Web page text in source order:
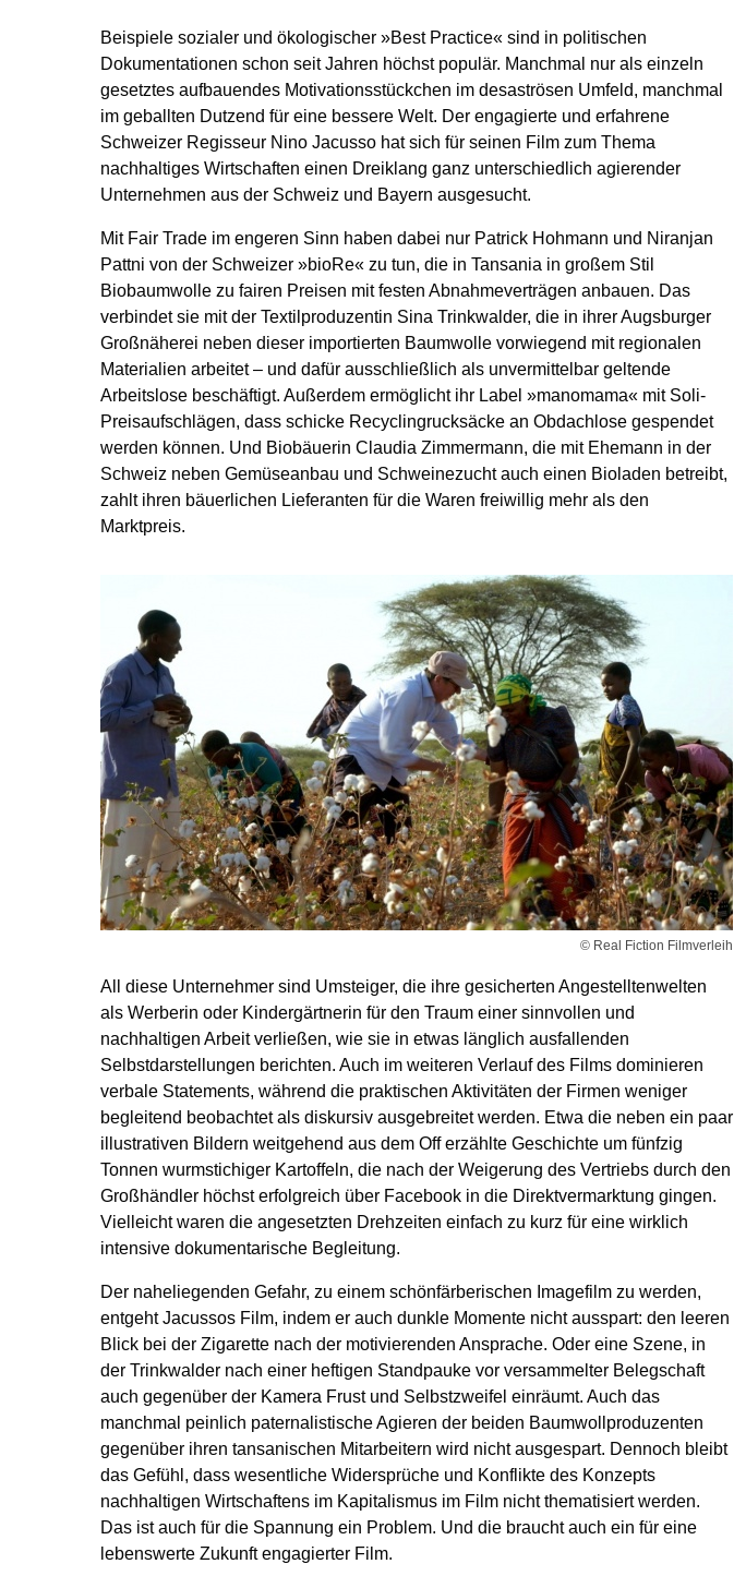
Beispiele sozialer und ökologischer »Best Practice« sind in politischen
Dokumentationen schon seit Jahren höchst populär. Manchmal nur als einzeln
gesetztes aufbauendes Motivationsstückchen im desaströsen Umfeld, manchmal
im geballten Dutzend für eine bessere Welt. Der engagierte und erfahrene
Schweizer Regisseur Nino Jacusso hat sich für seinen Film zum Thema
nachhaltiges Wirtschaften einen Dreiklang ganz unterschiedlich agierender
Unternehmen aus der Schweiz und Bayern ausgesucht.
Mit Fair Trade im engeren Sinn haben dabei nur Patrick Hohmann und Niranjan
Pattni von der Schweizer »bioRe« zu tun, die in Tansania in großem Stil
Biobaumwolle zu fairen Preisen mit festen Abnahmeverträgen anbauen. Das
verbindet sie mit der Textilproduzentin Sina Trinkwalder, die in ihrer Augsburger
Großnäherei neben dieser importierten Baumwolle vorwiegend mit regionalen
Materialien arbeitet – und dafür ausschließlich als unvermittelbar geltende
Arbeitslose beschäftigt. Außerdem ermöglicht ihr Label »manomama« mit Soli-
Preisaufschlägen, dass schicke Recyclingrucksäcke an Obdachlose gespendet
werden können. Und Biobäuerin Claudia Zimmermann, die mit Ehemann in der
Schweiz neben Gemüseanbau und Schweinezucht auch einen Bioladen betreibt,
zahlt ihren bäuerlichen Lieferanten für die Waren freiwillig mehr als den
Marktpreis.
© Real Fiction Filmverleih
All diese Unternehmer sind Umsteiger, die ihre gesicherten Angestelltenwelten
als Werberin oder Kindergärtnerin für den Traum einer sinnvollen und
nachhaltigen Arbeit verließen, wie sie in etwas länglich ausfallenden
Selbstdarstellungen berichten. Auch im weiteren Verlauf des Films dominieren
verbale Statements, während die praktischen Aktivitäten der Firmen weniger
begleitend beobachtet als diskursiv ausgebreitet werden. Etwa die neben ein paar
illustrativen Bildern weitgehend aus dem Off erzählte Geschichte um fünfzig
Tonnen wurmstichiger Kartoffeln, die nach der Weigerung des Vertriebs durch den
Großhändler höchst erfolgreich über Facebook in die Direktvermarktung gingen.
Vielleicht waren die angesetzten Drehzeiten einfach zu kurz für eine wirklich
intensive dokumentarische Begleitung.
Der naheliegenden Gefahr, zu ­einem schönfärberischen Imagefilm zu werden,
entgeht Jacussos Film, indem er auch dunkle Momente nicht ausspart: den leeren
Blick bei der Zigarette nach der motivierenden Ansprache. Oder eine Szene, in
der Trinkwalder nach einer heftigen Standpauke vor versammelter Belegschaft
auch gegenüber der Kamera Frust und Selbstzweifel einräumt. Auch das
manchmal peinlich paternalistische Agieren der beiden Baumwollproduzenten
gegenüber ihren tansanischen Mitarbeitern wird nicht ausgespart. Dennoch bleibt
das Gefühl, dass wesentliche Widersprüche und Konflikte des Konzepts
nachhaltigen Wirtschaftens im Kapitalismus im Film nicht thematisiert werden.
Das ist auch für die Spannung ein Problem. Und die braucht auch ein für eine
lebenswerte Zukunft engagierter Film.